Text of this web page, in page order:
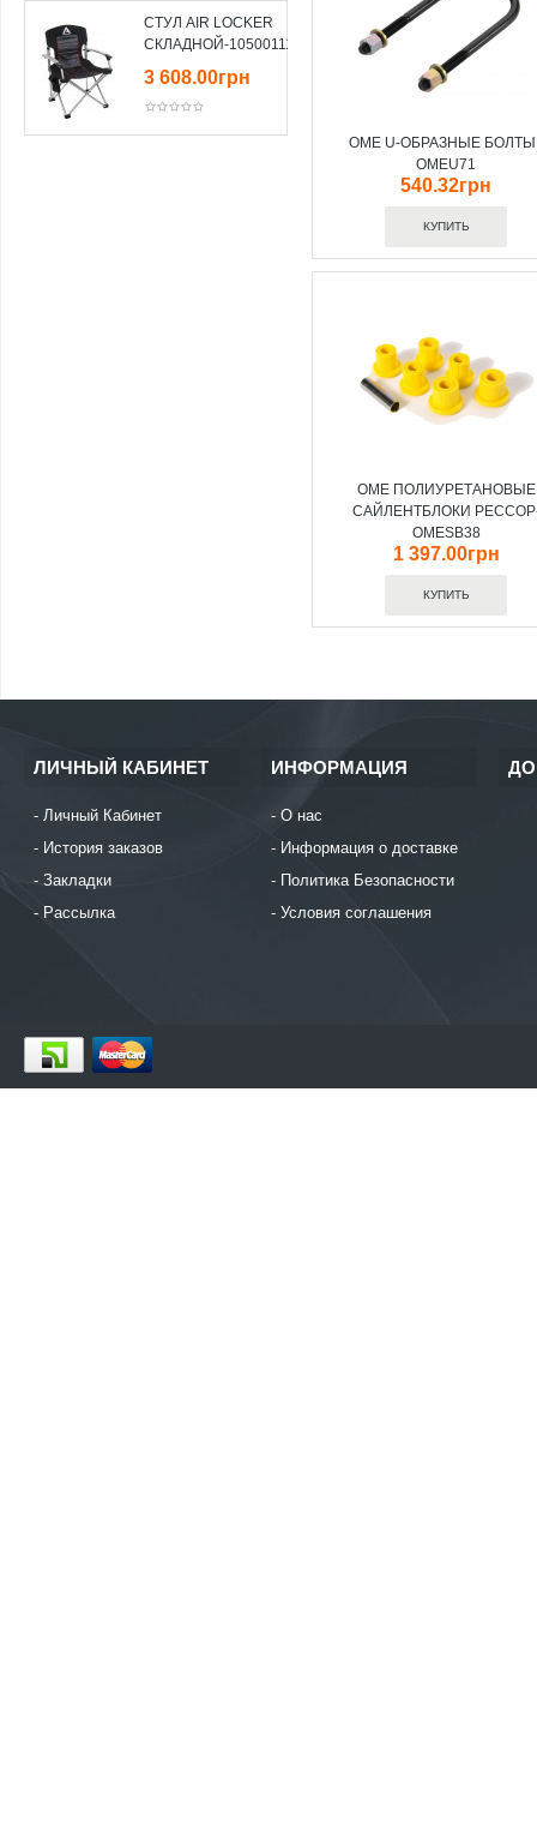
СТУЛ AIR LOCKER
СКЛАДНОЙ-10500111
3 608.00грн
OME U-ОБРАЗНЫЕ БОЛТЫ
OMEU71
540.32грн
OME ПОЛИУРЕТАНОВЫЕ
САЙЛЕНТБЛОКИ
OMESB38
1 397.00грн
ЛИЧНЫЙ КАБИНЕТ
Личный Кабинет
История заказов
Закладки
Рассылка
ИНФОРМАЦИЯ
О нас
Информация о доставке
Политика Безопасности
Условия соглашения